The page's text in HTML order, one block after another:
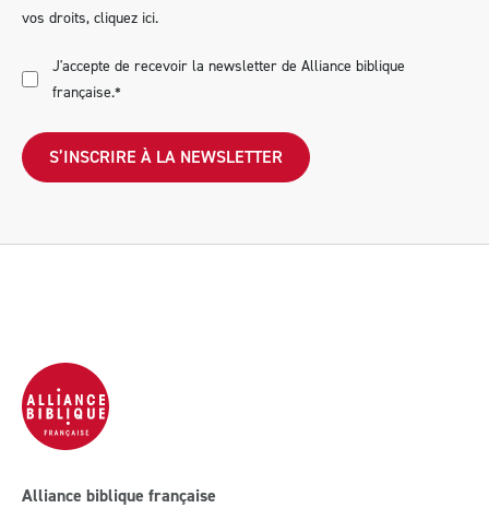
vos droits, cliquez ici.
J'accepte de recevoir la newsletter de Alliance biblique
française.*
Alliance biblique française